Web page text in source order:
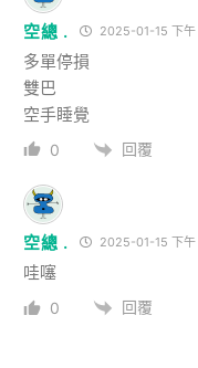
空總 . 2025-01-15 下
多單停損
雙巴
空手睡覺
0 回覆
空總 . 2025-01-15 下
哇噻
0 回覆